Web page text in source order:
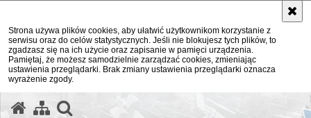
Strona używa plików cookies, aby ułatwić użytkownikom korzystanie z
serwisu oraz do celów statystycznych. Jeśli nie blokujesz tych plików, to
zgadzasz się na ich użycie oraz zapisanie w pamięci urządzenia.
Pamiętaj, że możesz samodzielnie zarządzać cookies, zmieniając
ustawienia przeglądarki. Brak zmiany ustawienia przeglądarki oznacza
wyrażenie zgody.